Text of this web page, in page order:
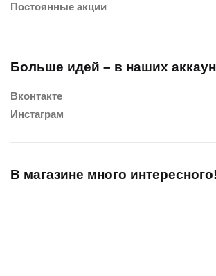
Постоянные акции
Больше идей – в наших
Вконтакте
Инстаграм
В магазине много интересного!